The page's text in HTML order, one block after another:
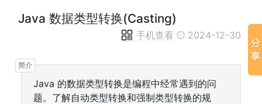
Java 数据类型转换(Casting)
手机查看 2024-12-30
Java 的数据类型转换是编程中经常遇到的问
题。了解自动类型转换和强制类型转换的规